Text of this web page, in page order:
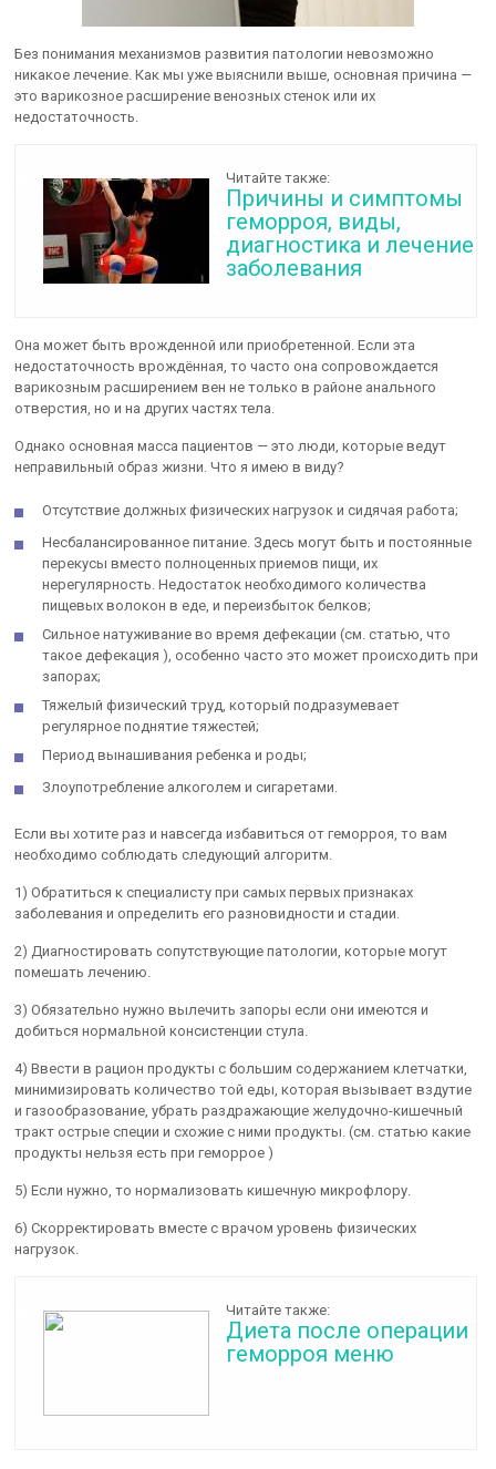
Без понимания механизмов развития патологии невозможно
никакое лечение. Как мы уже выяснили выше, основная причина —
это варикозное расширение венозных стенок или их
недостаточность.
Читайте также:
Причины и симптомы
геморроя, виды,
диагностика и лечение
заболевания
Она может быть врожденной или приобретенной. Если эта
недостаточность врождённая, то часто она сопровождается
варикозным расширением вен не только в районе анального
отверстия, но и на других частях тела.
Однако основная масса пациентов — это люди, которые ведут
неправильный образ жизни. Что я имею в виду?
Отсутствие должных физических нагрузок и сидячая работа;
Несбалансированное питание. Здесь могут быть и постоянные
перекусы вместо полноценных приемов пищи, их
нерегулярность. Недостаток необходимого количества
пищевых волокон в еде, и переизбыток белков;
Сильное натуживание во время дефекации (см. статью, что
такое дефекация ), особенно часто это может происходить при
запорах;
Тяжелый физический труд, который подразумевает
регулярное поднятие тяжестей;
Период вынашивания ребенка и роды;
Злоупотребление алкоголем и сигаретами.
Если вы хотите раз и навсегда избавиться от геморроя, то вам
необходимо соблюдать следующий алгоритм.
1) Обратиться к специалисту при самых первых признаках
заболевания и определить его разновидности и стадии.
2) Диагностировать сопутствующие патологии, которые могут
помешать лечению.
3) Обязательно нужно вылечить запоры если они имеются и
добиться нормальной консистенции стула.
4) Ввести в рацион продукты с большим содержанием клетчатки,
минимизировать количество той еды, которая вызывает вздутие
и газообразование, убрать раздражающие желудочно-кишечный
тракт острые специи и схожие с ними продукты. (см. статью какие
продукты нельзя есть при геморрое )
5) Если нужно, то нормализовать кишечную микрофлору.
6) Скорректировать вместе с врачом уровень физических
нагрузок.
Читайте также:
Диета после операции
геморроя меню